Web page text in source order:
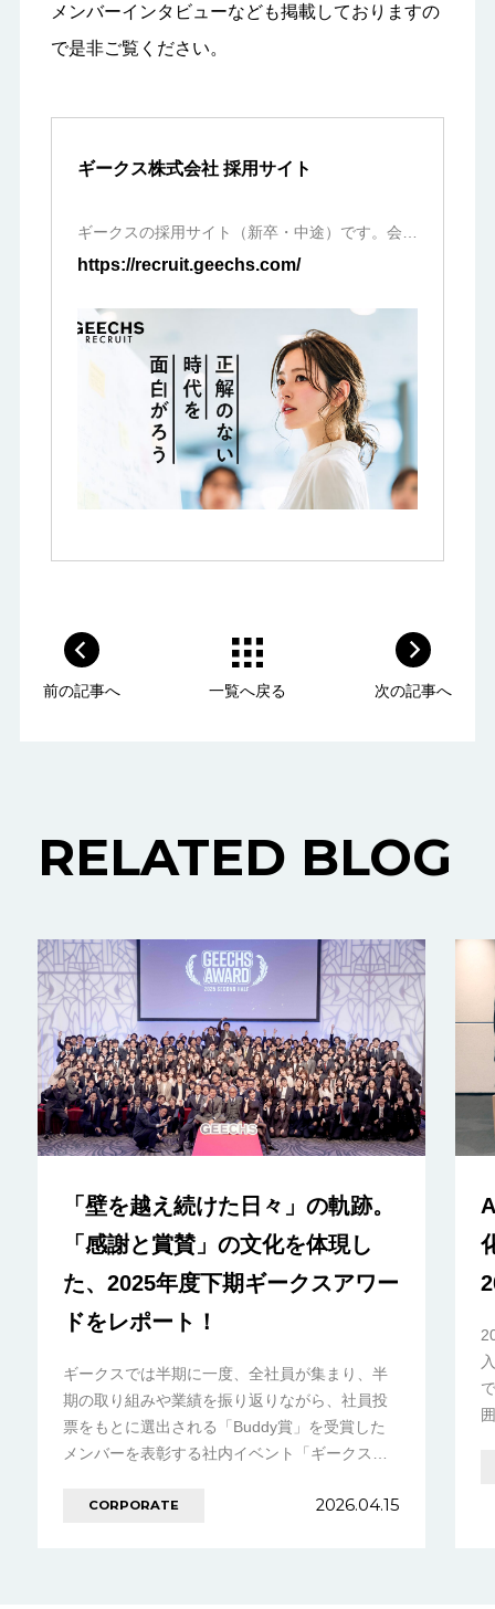
メンバーインタビューなども掲載しておりますの
で是非ご覧ください。
ギークス株式会社 採用サイト
ギークスの採用サイト（新卒・中途）です。会社
概要や事業内容、福利厚生や求人情報をご紹介す
https://recruit.geechs.com/
前の記事へ 一覧へ戻る 次の記事へ
RELATED BLOG
「壁を越え続けた日々」の軌跡。
「感謝と賞賛」の文化を体現し
た、2025年度下期ギークスアワー
ドをレポート！
ギークスでは半期に一度、全社員が集まり、半
期の取り組みや業績を振り返りながら、社員投
票をもとに選出される「Buddy賞」を受賞した
メンバーを表彰する社内イベント「ギークスア
（金………の続きを見る
CORPORATE 2026.04.15